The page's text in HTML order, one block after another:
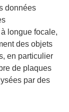
données
longue focale,
des objets
en particulier
de plaques
par des